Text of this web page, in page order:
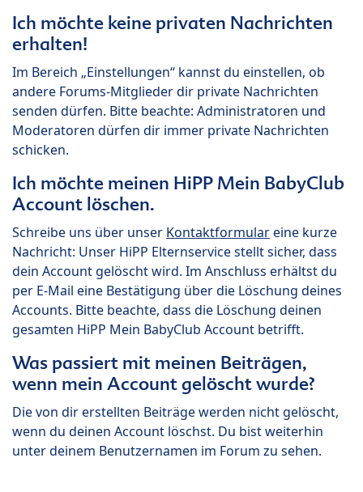
Ich möchte keine privaten Nachrichten
erhalten!
Im Bereich „Einstellungen“ kannst du einstellen, ob
andere Forums-Mitglieder dir private Nachrichten
senden dürfen. Bitte beachte: Administratoren und
Moderatoren dürfen dir immer private Nachrichten
schicken.
Ich möchte meinen HiPP Mein BabyClub
Account löschen.
Schreibe uns über unser Kontaktformulareine kurze
Nachricht: Unser HiPP Elternservice stellt sicher, dass
dein Account gelöscht wird. Im Anschluss erhältst du
per E-Mail eine Bestätigung über die Löschung deines
Accounts. Bitte beachte, dass die Löschung deinen
gesamten HiPP Mein BabyClub Account betrifft.
Was passiert mit meinen Beiträgen,
wenn mein Account gelöscht wurde?
Die von dir erstellten Beiträge werden nicht gelöscht,
wenn du deinen Account löschst. Du bist weiterhin
unter deinem Benutzernamen im Forum zu sehen.